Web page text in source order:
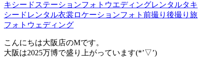
キシードステーションフォトウエディングレンタルタキ
シード レンタル衣裳 ロケーションフォト 前撮り 後撮り 旅
フォトウェディング
こんにちは大阪店のMです。
大阪は2025万博で盛り上がっています(*’▽’)